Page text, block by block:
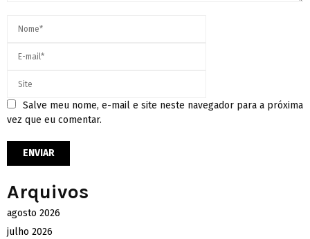
Salve meu nome, e-mail e site neste navegador para a próxima
vez que eu comentar.
Arquivos
agosto 2026
julho 2026